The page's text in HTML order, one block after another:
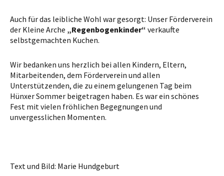
Auch für das leibliche Wohl war gesorgt: Unser Förderverein
der Kleine Arche „Regenbogenkinder“ verkaufte
selbstgemachten Kuchen.
Wir bedanken uns herzlich bei allen Kindern, Eltern,
Mitarbeitenden, dem Förderverein und allen
Unterstützenden, die zu einem gelungenen Tag beim
Hünxer Sommer beigetragen haben. Es war ein schönes
Fest mit vielen fröhlichen Begegnungen und
unvergesslichen Momenten.
Text und Bild: Marie Hundgeburt